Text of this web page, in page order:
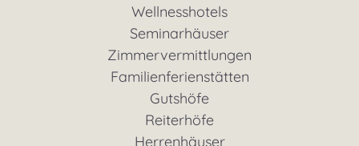
Wellnesshotels
Seminarhäuser
Zimmervermittlungen
Familienferienstätten
Gutshöfe
Reiterhöfe
Herrenhäuser